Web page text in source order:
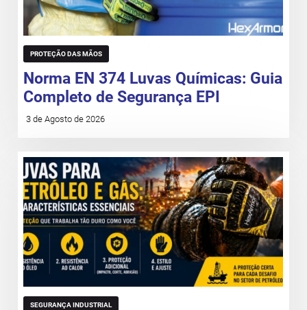
PROTEÇÃO DAS MÃOS
Norma EN 374 Luvas Químicas: Guia
Completo de Segurança EPI
3 de Agosto de 2026
SEGURANÇA INDUSTRIAL